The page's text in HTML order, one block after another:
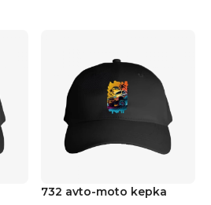
732 avto-moto kepka